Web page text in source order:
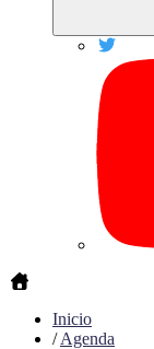
Inicio
/Agenda